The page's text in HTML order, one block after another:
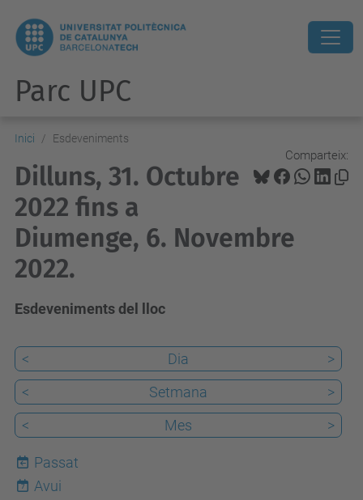
Parc UPC
Inici Esdeveniments
Comparteix:
Dilluns, 31. Octubre
2022 fins a
Diumenge, 6. Novembre
2022.
Esdeveniments del lloc
< Dia
>
<
Setmana
>
<
Mes >
Passat
7
Avui